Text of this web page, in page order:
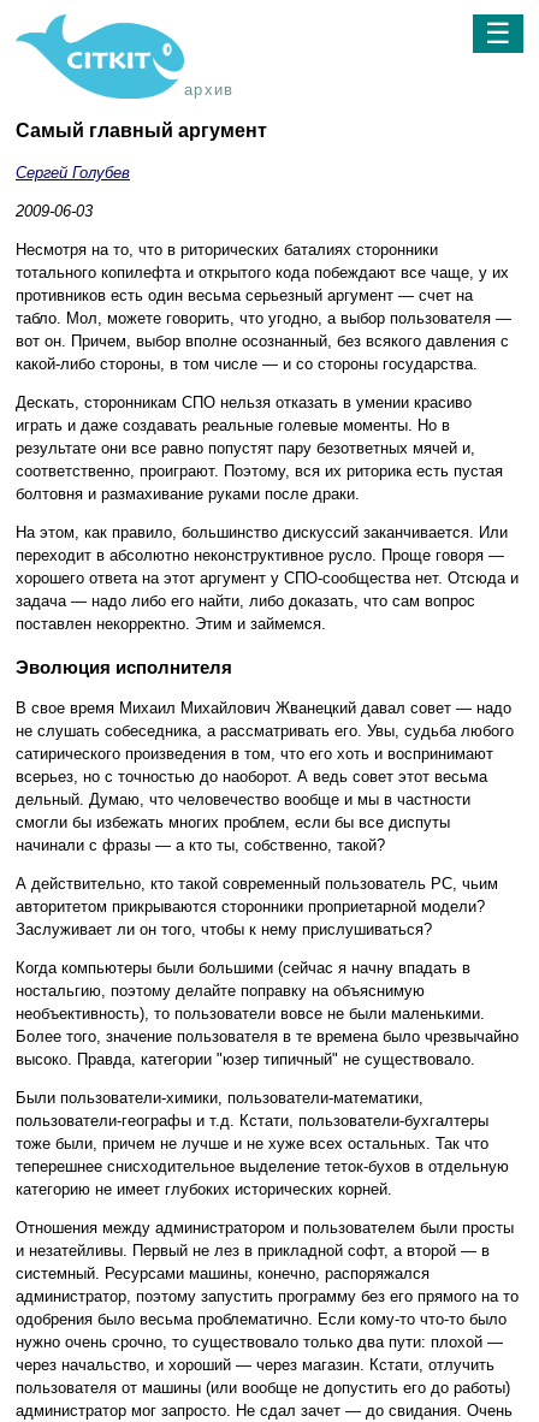
архив
☰
Самый главный аргумент
Сергей Голубев
2009-06-03
Несмотря на то, что в риторических баталиях сторонники
тотального копилефта и открытого кода побеждают все чаще, у их
противников есть один весьма серьезный аргумент — счет на
табло. Мол, можете говорить, что угодно, а выбор пользователя —
вот он. Причем, выбор вполне осознанный, без всякого давления с
какой-либо стороны, в том числе — и со стороны государства.
Дескать, сторонникам СПО нельзя отказать в умении красиво
играть и даже создавать реальные голевые моменты. Но в
результате они все равно попустят пару безответных мячей и,
соответственно, проиграют. Поэтому, вся их риторика есть пустая
болтовня и размахивание руками после драки.
На этом, как правило, большинство дискуссий заканчивается. Или
переходит в абсолютно неконструктивное русло. Проще говоря —
хорошего ответа на этот аргумент у СПО-сообщества нет. Отсюда и
задача — надо либо его найти, либо доказать, что сам вопрос
поставлен некорректно. Этим и займемся.
Эволюция исполнителя
В свое время Михаил Михайлович Жванецкий давал совет — надо
не слушать собеседника, а рассматривать его. Увы, судьба любого
сатирического произведения в том, что его хоть и воспринимают
всерьез, но с точностью до наоборот. А ведь совет этот весьма
дельный. Думаю, что человечество вообще и мы в частности
смогли бы избежать многих проблем, если бы все диспуты
начинали с фразы — а кто ты, собственно, такой?
А действительно, кто такой современный пользователь PC, чьим
авторитетом прикрываются сторонники проприетарной модели?
Заслуживает ли он того, чтобы к нему прислушиваться?
Когда компьютеры были большими (сейчас я начну впадать в
ностальгию, поэтому делайте поправку на объяснимую
необъективность), то пользователи вовсе не были маленькими.
Более того, значение пользователя в те времена было чрезвычайно
высоко. Правда, категории "юзер типичный" не существовало.
Были пользователи-химики, пользователи-математики,
пользователи-географы и т.д. Кстати, пользователи-бухгалтеры
тоже были, причем не лучше и не хуже всех остальных. Так что
теперешнее снисходительное выделение теток-бухов в отдельную
категорию не имеет глубоких исторических корней.
Отношения между администратором и пользователем были просты
и незатейливы. Первый не лез в прикладной софт, а второй — в
системный. Ресурсами машины, конечно, распоряжался
администратор, поэтому запустить программу без его прямого на то
одобрения было весьма проблематично. Если кому-то что-то было
нужно очень срочно, то существовало только два пути: плохой —
через начальство, и хороший — через магазин. Кстати, отлучить
пользователя от машины (или вообще не допустить его до работы)
администратор мог запросто. Не сдал зачет — до свидания. Очень